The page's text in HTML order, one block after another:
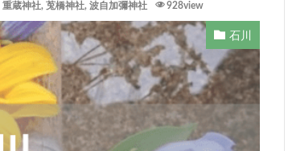
重蔵神社, 莵橋神社, 波自加彌神社 928view
石川